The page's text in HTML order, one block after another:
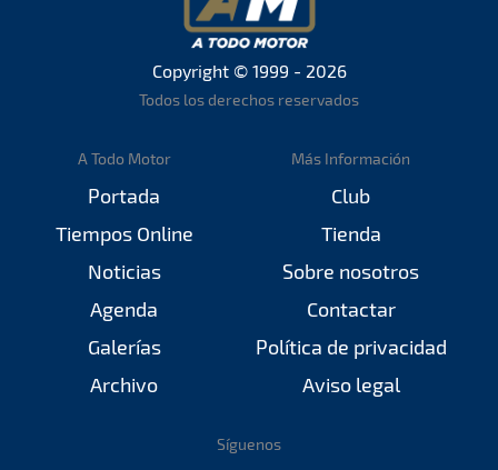
Copyright © 1999 - 2026
Todos los derechos reservados
A Todo Motor
Portada
Tiempos Online
Noticias
Agenda
Galerías
Archivo
Más Información
Club
Tienda
Sobre nosotros
Contactar
Política de privacidad
Aviso legal
Síguenos